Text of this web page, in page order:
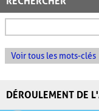
Voir tous les mots-clés
DÉROULEMENT DE